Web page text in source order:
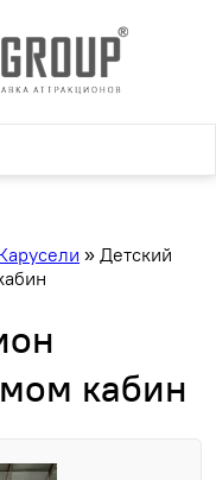
» Детский
кабин